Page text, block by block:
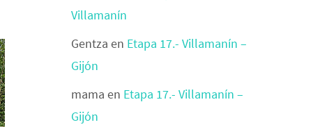
Villamanín
Gentza en Etapa 17.- Villamanín –
Gijón
mama en Etapa 17.- Villamanín –
Gijón